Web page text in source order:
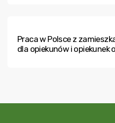
Praca w Polsce z
dla opiekunów i opiekunek